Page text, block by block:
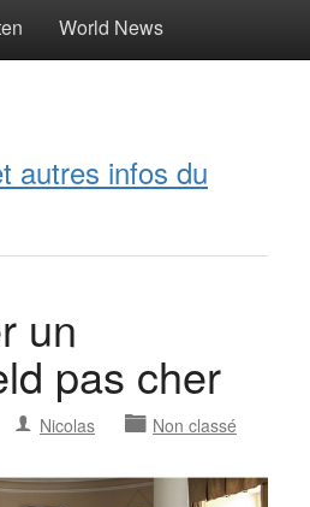
World News
autres infos du
un
pas cher
Nicolas Non classé